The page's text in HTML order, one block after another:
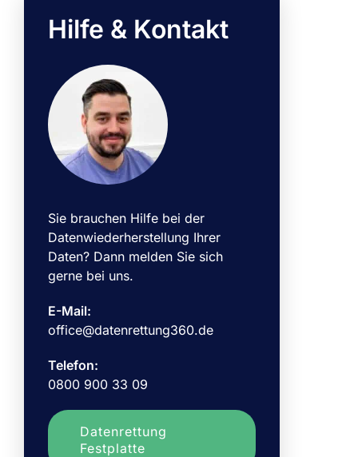
Hilfe & Kontakt
Sie brauchen Hilfe bei der
Datenwiederherstellung Ihrer
Daten? Dann melden Sie sich
gerne bei uns.
E-Mail:
office@datenrettung360.de
Telefon:
0800 900 33 09
Datenrettung
Festplatte